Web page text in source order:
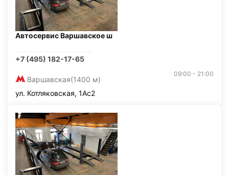
Автосервис Варшавское ш
+7 (495) 182-17-65
Варшавская(1400 м)
09:00 - 21:00
ул. Котляковская, 1Ас2